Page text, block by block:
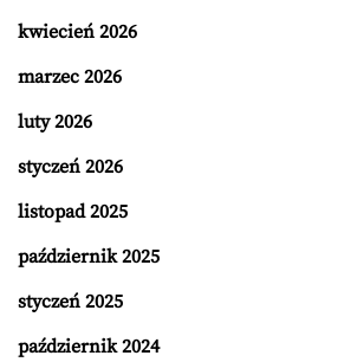
kwiecień 2026
marzec 2026
luty 2026
styczeń 2026
listopad 2025
październik 2025
styczeń 2025
październik 2024